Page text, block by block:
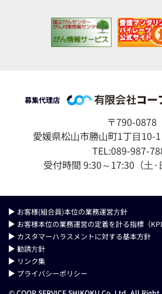
募集代理店
〒790-0878
愛媛県松⼭市勝⼭町1丁⽬10-
TEL:089-987-
受付時間 9:30～17:30（⼟·
お客様(組合員)本位の業務運営⽅針
お客様本位の業務運営の定着を計る指標（KPI
カスタマーハラスメントに対する基本方針
勧誘⽅針
リンク集
プライバシーポリシー